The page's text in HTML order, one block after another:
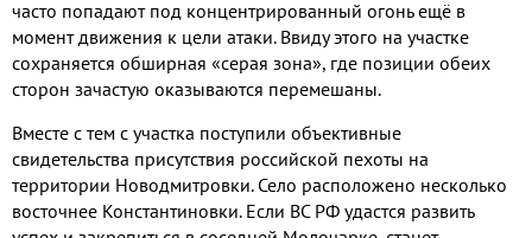
часто попадают под концентрированный огонь ещё в
момент движения к цели атаки. Ввиду этого на участке
сохраняется обширная «серая зона», где позиции обеих
сторон зачастую оказываются перемешаны.
Вместе с тем с участка поступили объективные
свидетельства присутствия российской пехоты на
территории Новодмитровки. Село расположено несколько
восточнее Константиновки. Если ВС РФ удастся развить